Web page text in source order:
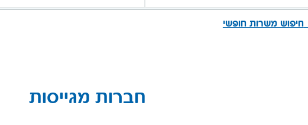
חיפוש משרות חופשי
חברות מגייסות